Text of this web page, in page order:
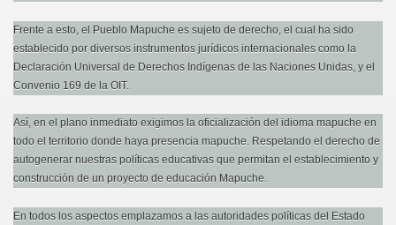
Frente a esto, el Pueblo Mapuche es sujeto de derecho, el cual ha sido
establecido por diversos instrumentos jurídicos internacionales como la
Declaración Universal de Derechos Indígenas de las Naciones Unidas, y el
Convenio 169 de la OIT.
Así, en el plano inmediato exigimos la oficialización del idioma mapuche en
todo el territorio donde haya presencia mapuche. Respetando el derecho de
autogenerar nuestras políticas educativas que permitan el establecimiento y
construcción de un proyecto de educación Mapuche.
En todos los aspectos emplazamos a las autoridades políticas del Estado